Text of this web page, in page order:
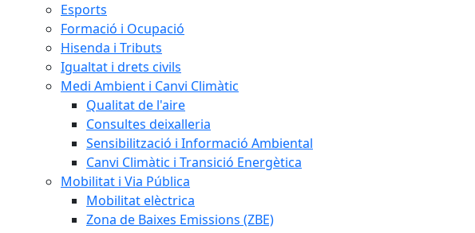
Esports
Formació i Ocupació
Hisenda i Tributs
Igualtat i drets civils
Medi Ambient i Canvi Climàtic
Qualitat de l'aire
Consultes deixalleria
Sensibilització i Informació Ambiental
Canvi Climàtic i Transició Energètica
Mobilitat i Via Pública
Mobilitat elèctrica
Zona de Baixes Emissions (ZBE)